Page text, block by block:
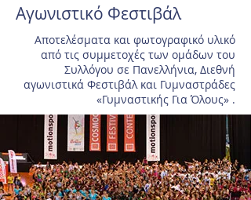
Αγωνιστικό Φεστιβάλ
Αποτελέσματα και φωτογραφικό υλικό
από τις συμμετοχές των ομάδων του
Συλλόγου σε Πανελλήνια, Διεθνή
αγωνιστικά Φεστιβάλ και Γυμναστράδες
«Γυμναστικής Για Όλους» .